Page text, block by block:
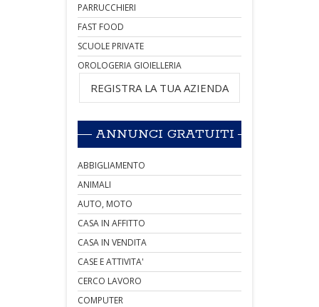
PARRUCCHIERI
FAST FOOD
SCUOLE PRIVATE
OROLOGERIA GIOIELLERIA
REGISTRA LA TUA AZIENDA
ANNUNCI GRATUITI
ABBIGLIAMENTO
ANIMALI
AUTO, MOTO
CASA IN AFFITTO
CASA IN VENDITA
CASE E ATTIVITA'
CERCO LAVORO
COMPUTER